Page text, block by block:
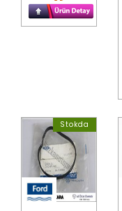
Stokda